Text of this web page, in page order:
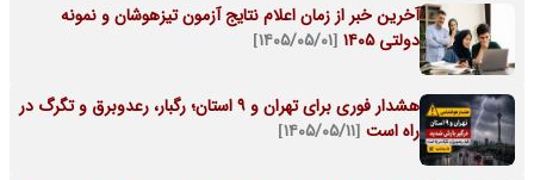
آخرین خبر از زمان اعلام نتایج آزمون تیزهوشان و نمونه
دولتی ۱۴۰۵
[۱۴۰۵/۰۵/۰۱]
هشدار فوری برای تهران و ۹ استان؛ رگبار، رعدوبرق و تگرگ در
راه است [۱۴۰۵/۰۵/۱۱]